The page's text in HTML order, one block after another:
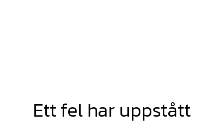
Ett fel har uppstått